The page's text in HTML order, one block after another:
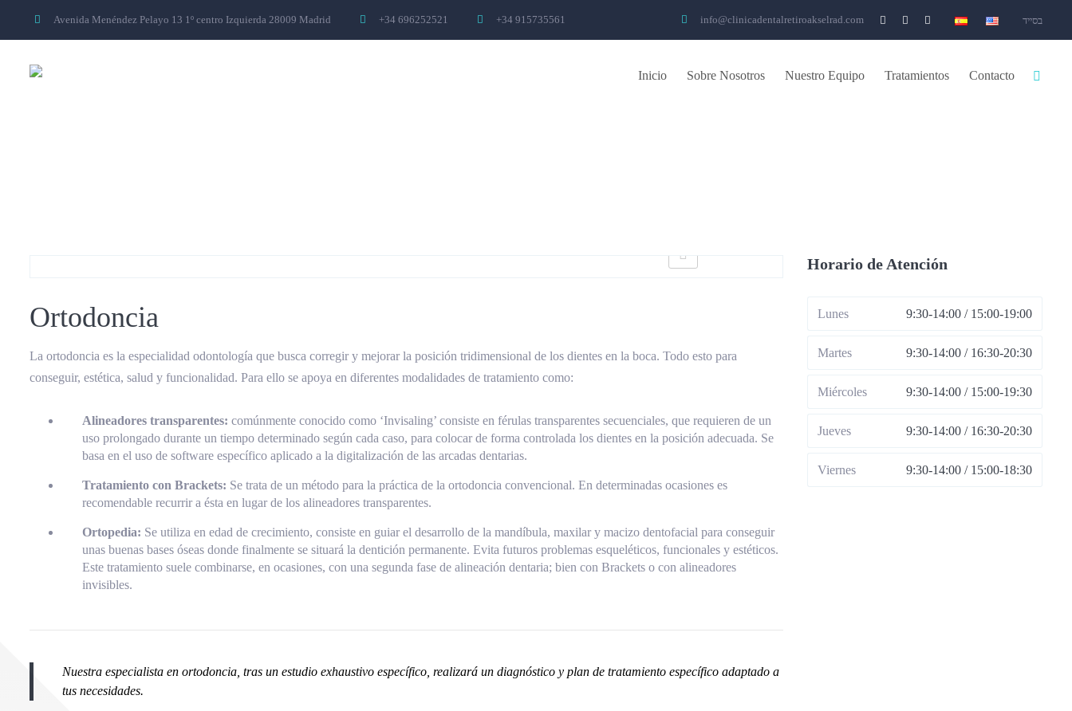
Avenida Menéndez Pelayo 13 1º centro Izquierda 28009 Madrid +34 696252521 +34 915735561 info@clinicadentalretiroakselrad.com בסייד
Inicio Sobre Nosotros Nuestro Equipo Tratamientos Contacto
Ortodoncia
La ortodoncia es la especialidad odontología que busca corregir y mejorar la posición tridimensional de los dientes en la boca. Todo esto para
conseguir, estética, salud y funcionalidad. Para ello se apoya en diferentes modalidades de tratamiento como:
Alineadores transparentes: comúnmente conocido como ‘Invisaling’ consiste en férulas transparentes secuenciales, que requieren de un
uso prolongado durante un tiempo determinado según cada caso, para colocar de forma controlada los dientes en la posición adecuada. Se
basa en el uso de software específico aplicado a la digitalización de las arcadas dentarias.
Tratamiento con Brackets: Se trata de un método para la práctica de la ortodoncia convencional. En determinadas ocasiones es
recomendable recurrir a ésta en lugar de los alineadores transparentes.
Ortopedia: Se utiliza en edad de crecimiento, consiste en guiar el desarrollo de la mandíbula, maxilar y macizo dentofacial para conseguir
unas buenas bases óseas donde finalmente se situará la dentición permanente. Evita futuros problemas esqueléticos, funcionales y estéticos.
Este tratamiento suele combinarse, en ocasiones, con una segunda fase de alineación dentaria; bien con Brackets o con alineadores
invisibles.
Nuestra especialista en ortodoncia, tras un estudio exhaustivo específico, realizará un diagnóstico y plan de tratamiento específico adaptado a
tus necesidades.
Horario de Atención
Lunes 9:30-14:00 / 15:00-19:00
Martes 9:30-14:00 / 16:30-20:30
Miércoles 9:30-14:00 / 15:00-19:30
Jueves 9:30-14:00 / 16:30-20:30
Viernes 9:30-14:00 / 15:00-18:30